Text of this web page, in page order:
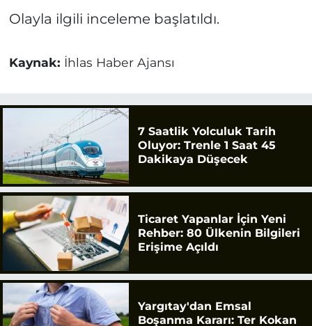
Olayla ilgili inceleme başlatıldı.
Kaynak: İhlas Haber Ajansı
7 Saatlik Yolculuk Tarih
Oluyor: Trenle 1 Saat 45
Dakikaya Düşecek
Ticaret Yapanlar İçin Yeni
Rehber: 80 Ülkenin Bilgileri
Erişime Açıldı
Yargıtay'dan Emsal
Boşanma Kararı: Ter Kokan